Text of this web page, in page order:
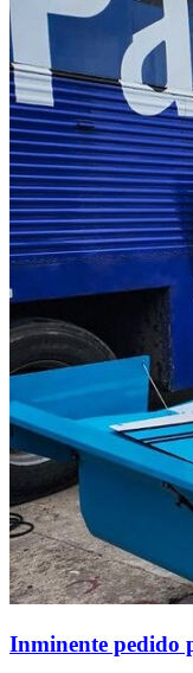
Inminente pedido